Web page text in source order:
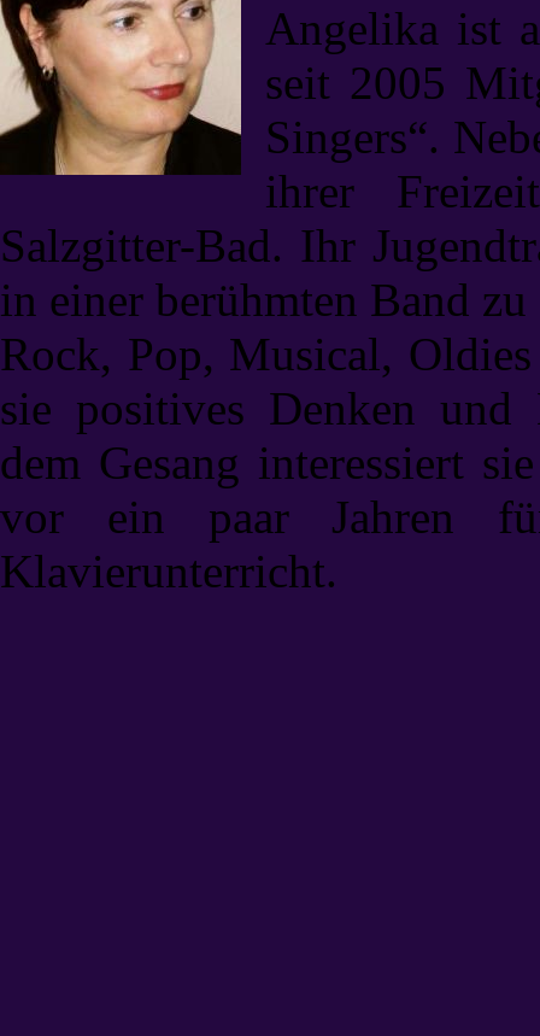
Angelika ist
seit 2005
Singers“.
ihrer
Salzgitter-Bad. Ihr
in einer berühmten Band
Rock, Pop, Musical,
sie positives Denken und
dem Gesang interessiert
vor ein paar Jahren
Klavierunterricht.